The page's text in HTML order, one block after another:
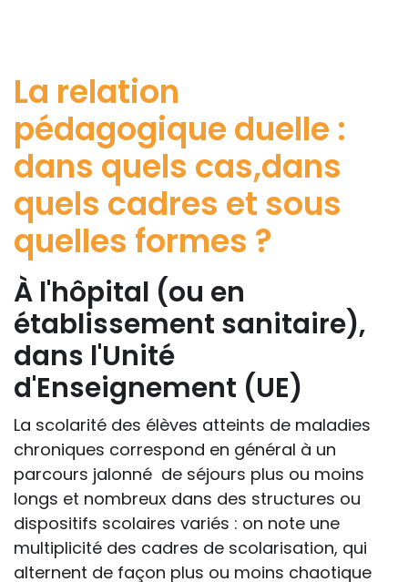
La relation
pédagogique duelle :
dans quels cas,dans
quels cadres et sous
quelles formes ?
À l'hôpital (ou en
établissement sanitaire),
dans l'Unité
d'Enseignement (UE)
La scolarité des élèves atteints de maladies
chroniques correspond en général à un
parcours jalonné de séjours plus ou moins
longs et nombreux dans des structures ou
dispositifs scolaires variés : on note une
multiplicité des cadres de scolarisation, qui
alternent de façon plus ou moins chaotique